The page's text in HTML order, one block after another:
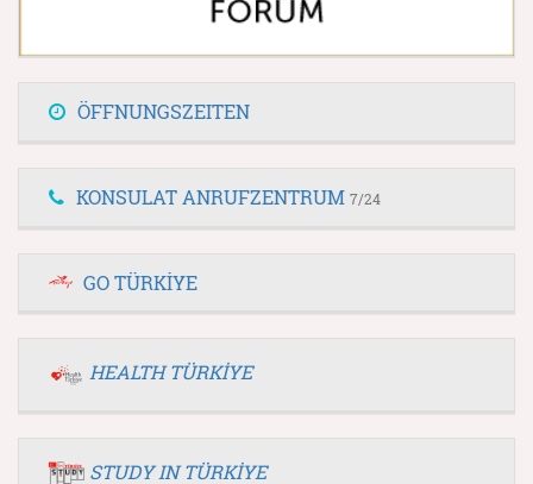
ÖFFNUNGSZEITEN
KONSULAT ANRUFZENTRUM 7/24
GO TÜRKİYE
HEALTH TÜRKİYE
STUDY IN TÜRKİYE